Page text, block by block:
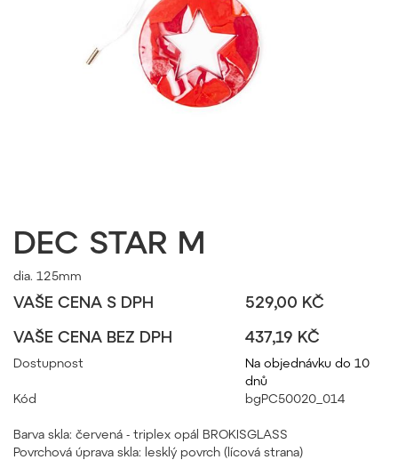
DEC STAR M
dia. 125mm
VAŠE CENA S DPH
529,00 KČ
VAŠE CENA BEZ DPH
437,19 KČ
Dostupnost
Na objednávku do 10
dnů
Kód
bgPC50020_014
Barva skla: červená - triplex opál BROKISGLASS
Povrchová úprava skla: lesklý povrch (lícová strana)